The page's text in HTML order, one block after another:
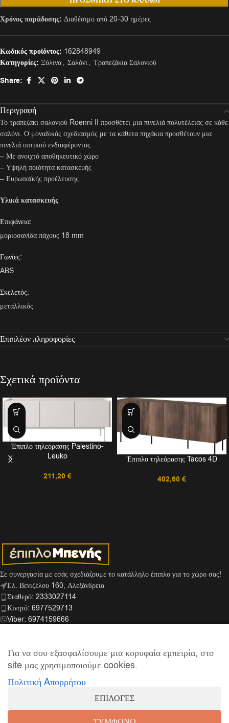
Χρόνος παράδοσης: Διαθέσιμο από 20-30 ημέρες
Κωδικός προϊόντος: 162848949
Κατηγορίες: Ξύλινα, Σαλόνι, Τραπεζάκια Σαλονιού
Share:
Περιγραφή
Το τραπεζάκι σαλονιού Roenni II προσθέτει μια πινελιά πολυτέλειας σε κάθε
σαλόνι. Ο μοναδικός σχεδιασμός με τα κάθετα πηχάκια προσθέτουν μια
πινελιά οπτικού ενδιαφέροντος.
– Με ανοιχτό αποθηκευτικό χώρο
– Υψηλή ποιότητα κατασκευής
– Ευρωπαϊκής προέλευσης
Υλικά κατασκευής
Επιφάνεια:
μοριοσανίδα πάχους 18 mm
Γωνίες:
ABS
Σκελετός:
μεταλλικός
Επιπλέον πληροφορίες
Σχετικά προϊόντα
Έπιπλο τηλεόρασης Palestino-
Leuko
211,20 €
Έπιπλο τηλεόρασης Tacos 4D
402,60 €
Σε συνεργασία με εσάς σχεδιάζουμε το κατάλληλο έπιπλο για το χώρο σας!
Ελ. Βενιζέλου 160, Αλεξάνδρεια
Σταθερό: 2333027114
Κινητό: 6977529713
Viber: 6974159666
ΣΎΝΔΕΣΜΟΙ
ΠΛΗΡΟΦΟΡΊΕΣ
Έπιπλο Μπενής| Supported by
Για να σου εξασφαλίσουμε μια κορυφαία εμπειρία, στο
site μας χρησιμοποιούμε cookies.
Πολιτική Aπορρήτου
ΕΠΙΛΟΓΕΣ